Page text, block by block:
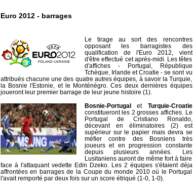
Euro 2012 - barrages
Le tirage au sort des rencontres
opposant les barragistes des
qualification de l'Euro 2012, vient
d'être effectué cet après-midi. Les têtes
d'affiches - Portugal, République
Tchèque, Irlande et Croatie - se sont vu
attribués chacune une des quatre autres équipes, à savoir la Turquie,
la Bosnie l'Estonie, et le Monténégro. Ces deux dernières équipes
joueront leur premier barrage de leur jeune histoire (1).
Bosnie-Portugalet Turquie-Croatie
constitueront les 2 grosses affiches. Le
Portugal de Cristiano Ronaldo,
décevant en éliminatoires (2) est
supérieur sur le papier mais devra se
méfier contre des Bosniens très
joueurs et en progression constante
depuis plusieurs années. Les
Lusitaniens auront de même fort à faire
face à l'attaquant vedette Edin Dzeko. Les 2 équipes s'étaient déja
affrontées en barrages de la Coupe du monde 2010 où le Portugal
l'avait remporté par deux fois sur un score étriqué (1-0, 1-0).